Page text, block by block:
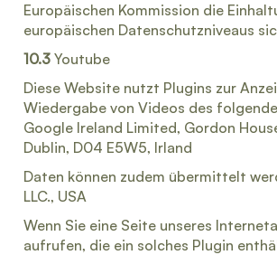
Europäischen Kommission die
europäischen Datenschutzniveaus
10.3 Youtube
Diese Website nutzt Plugins zur
Wiedergabe von Videos des
Google Ireland Limited, Gordon
Dublin, D04 E5W5, Irland
Daten können zudem übermittelt
LLC., USA
Wenn Sie eine Seite unseres
aufrufen, die ein solches Plugin